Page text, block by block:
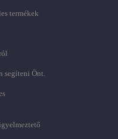
termékek
segíteni Önt.